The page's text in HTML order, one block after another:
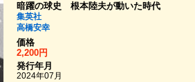
暗躍の球史 根本陸夫が動いた時代
集英社
高橋安幸
価格
2,200円
発行年月
2024年07月